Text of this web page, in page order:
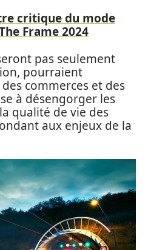
critique du mode
Frame 2024
pas seulement
pourraient
commerces et des
à désengorger les
qualité de vie des
aux enjeux de la